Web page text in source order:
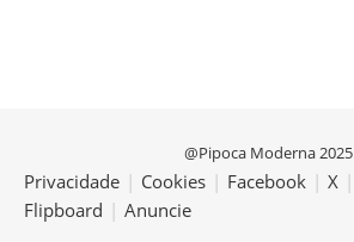
@Pipoca Moderna 2025
Privacidade | Cookies | Facebook | X |
Flipboard | Anuncie